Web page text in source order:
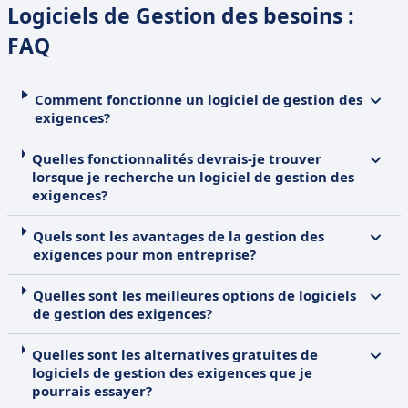
Logiciels de Gestion des besoins :
FAQ
Comment fonctionne un logiciel de gestion des
exigences?
Quelles fonctionnalités devrais-je trouver
lorsque je recherche un logiciel de gestion des
exigences?
Quels sont les avantages de la gestion des
exigences pour mon entreprise?
Quelles sont les meilleures options de logiciels
de gestion des exigences?
Quelles sont les alternatives gratuites de
logiciels de gestion des exigences que je
pourrais essayer?